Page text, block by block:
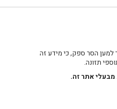
למען הסר ספק, כי מידע זה
תזונה.
מבעלי אתר זה.